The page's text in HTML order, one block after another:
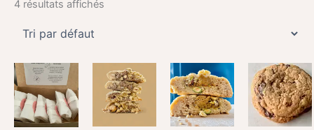
4 résultats affichés
produit
plusieurs
produit
a
plusieurs